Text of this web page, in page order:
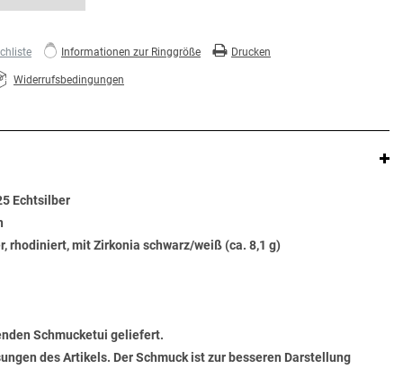
Informationen zur Ringgröße Drucken
Widerrufsbedingungen
Echtsilber
rhodiniert, mit Zirkonia schwarz/weiß (ca. 8,1 g)
Schmucketui geliefert.
des Artikels. Der Schmuck ist zur besseren Darstellung